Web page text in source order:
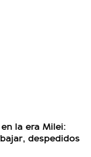
la era Milei:
despedidos